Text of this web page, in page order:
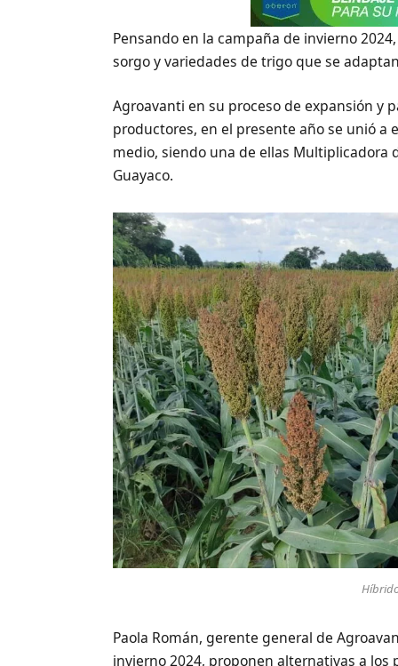
Pensando en la campaña de invierno
sorgo y variedades de trigo que se
Agroavanti en su proceso de expansión y
productores, en el presente año se unió a
medio, siendo una de ellas Multiplicadora
Guayaco.
Paola Román, gerente general de
invierno 2024, proponen alternativas a